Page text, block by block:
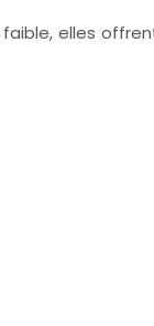
faible, elles